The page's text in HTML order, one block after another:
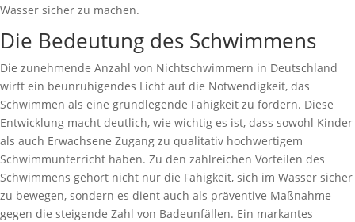
Wasser sicher zu machen.
Die Bedeutung des Schwimmens
Die zunehmende Anzahl von Nichtschwimmern in Deutschland
wirft ein beunruhigendes Licht auf die Notwendigkeit, das
Schwimmen als eine grundlegende Fähigkeit zu fördern. Diese
Entwicklung macht deutlich, wie wichtig es ist, dass sowohl Kinder
als auch Erwachsene Zugang zu qualitativ hochwertigem
Schwimmunterricht haben. Zu den zahlreichen Vorteilen des
Schwimmens gehört nicht nur die Fähigkeit, sich im Wasser sicher
zu bewegen, sondern es dient auch als präventive Maßnahme
gegen die steigende Zahl von Badeunfällen. Ein markantes